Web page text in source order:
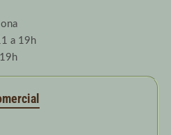
a 19h